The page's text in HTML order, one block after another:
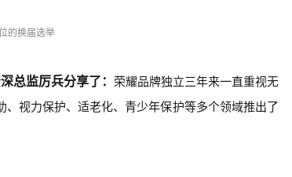
的换届选举
总监厉兵分享了： 荣耀品牌独立三年来一直重视无
视力保护、适老化、青少年保护等多个领域推出了